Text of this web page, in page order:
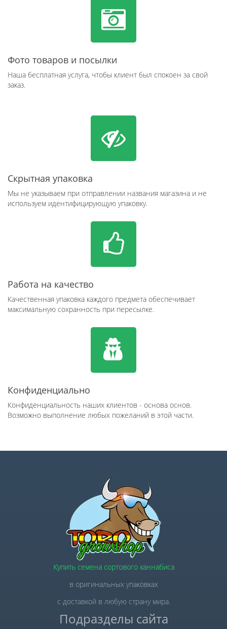
Фото товаров и посылки
Наша бесплатная услуга, чтобы клиент был спокоен за свой
заказ.
Скрытная упаковка
Мы не указываем при отправлении названия магазина и не
используем идентифицирующую упаковку.
Работа на качество
Качественная упаковка каждого предмета обеспечивает
максимальную сохранность при пересылке.
Конфиденциально
Конфиденциальность наших клиентов - основа основ.
Возможно выполнение любых пожеланий в этой части.
Купить семена сортового каннабиса
в оригинальных упаковках
с доставкой в любую страну мира.
Подразделы сайта